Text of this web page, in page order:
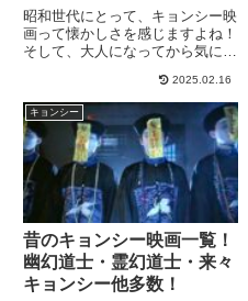
た！！
昭和世代にとって、キョンシー映
画って懐かしさを感じますよね！
そして、大人になってから気にな
の一つが「御札」キョンシーの額
にはる御札の意味は？御札の文字
って何て書いてあるの？御札の文
字って意味があるのか？という
疑...
2025.02.16
キョンシー
昔のキョンシー映画一覧！
幽幻道士・霊幻道士・来々
キョンシー他多数！